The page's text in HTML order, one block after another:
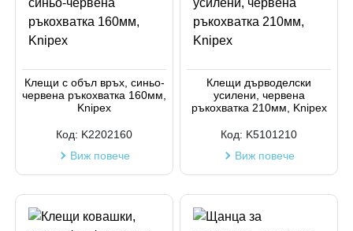
Клещи с объл връх, синьо-
червена ръкохватка 160мм,
Knipex
Код: K2202160
Виж повече
Клещи дърводелски
усилени, червена
ръкохватка 210мм, Knipex
Код: K5101210
Виж повече